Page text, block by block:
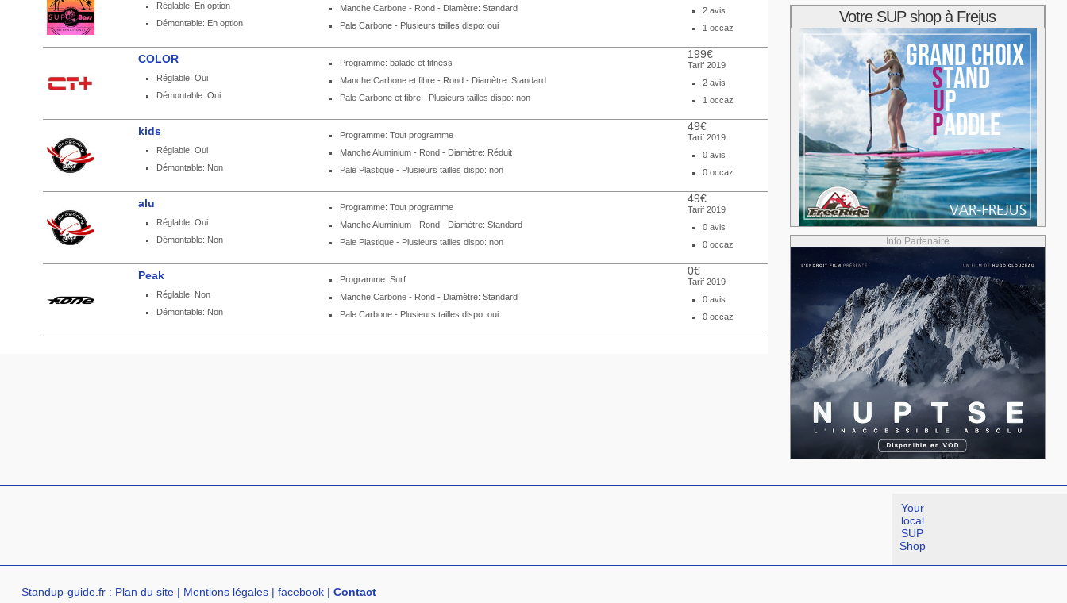
Réglable: En option
Démontable: En option
Manche Carbone - Rond - Diamètre: Standard
Pale Carbone - Plusieurs tailles dispo: oui
2 avis
1 occaz
COLOR
Réglable: Oui
Démontable: Oui
Programme: balade et fitness
Manche Carbone et fibre - Rond - Diamètre: Standard
Pale Carbone et fibre - Plusieurs tailles dispo: non
199€
Tarif 2019
2 avis
1 occaz
kids
Réglable: Oui
Démontable: Non
Programme: Tout programme
Manche Aluminium - Rond - Diamètre: Réduit
Pale Plastique - Plusieurs tailles dispo: non
49€
Tarif 2019
0 avis
0 occaz
alu
Réglable: Oui
Démontable: Non
Programme: Tout programme
Manche Aluminium - Rond - Diamètre: Standard
Pale Plastique - Plusieurs tailles dispo: non
49€
Tarif 2019
0 avis
0 occaz
Peak
Réglable: Non
Démontable: Non
Programme: Surf
Manche Carbone - Rond - Diamètre: Standard
Pale Carbone - Plusieurs tailles dispo: oui
0€
Tarif 2019
0 avis
0 occaz
Votre SUP shop à Frejus
Info Partenaire
Your
local
SUP
Shop
Standup-guide.fr: Plan du site| Mentions légales| facebook| Contact